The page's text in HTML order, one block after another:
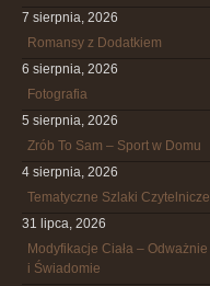
7 sierpnia, 2026
Romansy z Dodatkiem
6 sierpnia, 2026
Fotografia
5 sierpnia, 2026
Zrób To Sam – Sport w Domu
4 sierpnia, 2026
Tematyczne Szlaki Czytelnicze
31 lipca, 2026
Modyfikacje Ciała – Odważnie
i Świadomie